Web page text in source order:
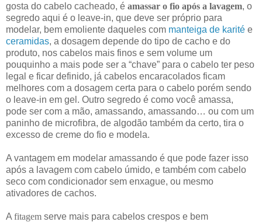
gosta do cabelo cacheado, é amassar o fio após a lavagem, o
segredo aqui é o leave-in, que deve ser próprio para
modelar, bem emoliente daqueles com manteiga de karité e
ceramidas, a dosagem depende do tipo de cacho e do
produto, nos cabelos mais finos e sem volume um
pouquinho a mais pode ser a “chave” para o cabelo ter peso
legal e ficar definido, já cabelos encaracolados ficam
melhores com a dosagem certa para o cabelo porém sendo
o leave-in em gel. Outro segredo é como você amassa,
pode ser com a mão, amassando, amassando… ou com um
paninho de microfibra, de algodão também da certo, tira o
excesso de creme do fio e modela.
A vantagem em modelar amassando é que pode fazer isso
após a lavagem com cabelo úmido, e também com cabelo
seco com condicionador sem enxague, ou mesmo
ativadores de cachos.
A fitagem serve mais para cabelos crespos e bem